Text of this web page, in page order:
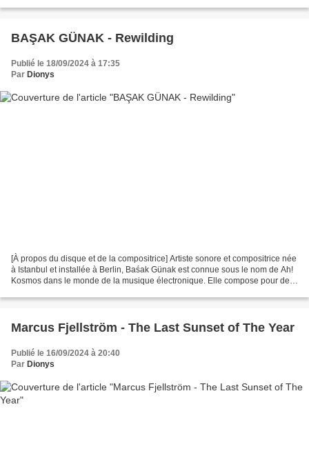
BAŞAK GÜNAK - Rewilding
Publié le 18/09/2024 à 17:35
Par Dionys
[À propos du disque et de la compositrice] Artiste sonore et compositrice née
à Istanbul et installée à Berlin, Baśak Günak est connue sous le nom de Ah!
Kosmos dans le monde de la musique électronique. Elle compose pour des
Marcus Fjellström - The Last Sunset of The Year
Publié le 16/09/2024 à 20:40
Par Dionys